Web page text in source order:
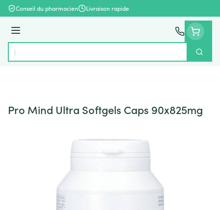
Aller au contenu
Conseil du pharmacien Livraison rapide
Menu
Rechercher
Pro Mind Ultra Softgels Caps 90x825mg